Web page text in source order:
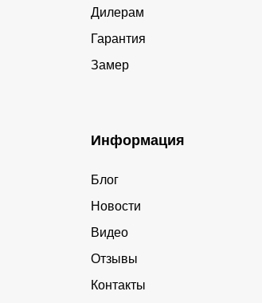
Дилерам
Гарантия
Замер
Информация
Блог
Новости
Видео
Отзывы
Контакты